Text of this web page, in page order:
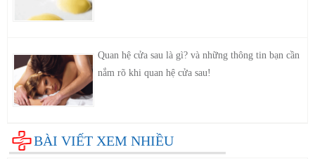
Quan hệ cửa sau là gì? và những thông tin bạn cần
nắm rõ khi quan hệ cửa sau!
BÀI VIẾT XEM NHIỀU